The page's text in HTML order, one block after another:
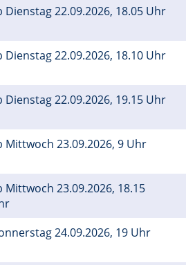
Dienstag 22.09.2026, 18.05 Uhr
Dienstag 22.09.2026, 18.10 Uhr
Dienstag 22.09.2026, 19.15 Uhr
Mittwoch 23.09.2026, 9 Uhr
Mittwoch 23.09.2026, 18.15
24.09.2026, 19 Uhr